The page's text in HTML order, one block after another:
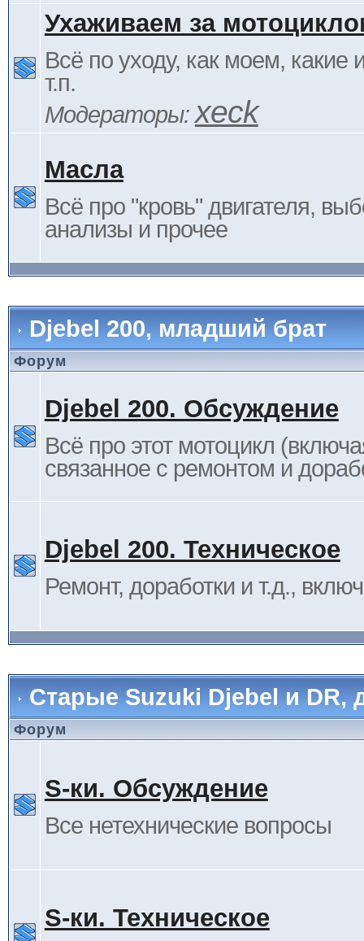
Ухаживаем за
Всё по уходу, как моем, какие
т.п.
Модераторы:xeck
Масла
Всё про "кровь" двигателя,
анализы и прочее
Djebel 200, младший брат
Форум
Djebel 200. Обсуждение
Всё про этот мотоцикл
связанное с ремонтом и
Djebel 200. Техническое
Ремонт, доработки и т.д.,
Старые Suzuki Djebel и DR,
Форум
S-ки. Обсуждение
Все нетехнические вопросы
S-ки. Техническое